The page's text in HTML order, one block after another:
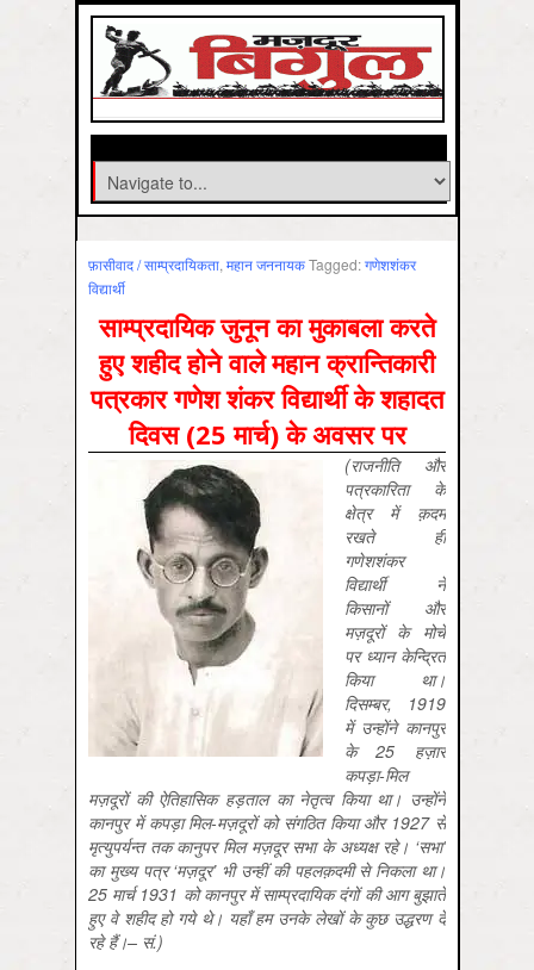
फ़ासीवाद / साम्‍प्रदायिकता, महान जननायकTagged:गणेशशंकर
विद्यार्थी
साम्प्रदायिक जुनून का मुकाबला करते
हुए शहीद होने वाले महान क्रान्तिकारी
पत्रकार गणेश शंकर विद्यार्थी के शहादत
दिवस (25 मार्च) के अवसर पर
(राजनीति और
पत्रकारिता के
क्षेत्र में क़दम
रखते ही
गणेशशंकर
विद्यार्थी ने
किसानों और
मज़दूरों के मोर्चे
पर ध्यान केन्द्रित
किया था।
दिसम्बर, 1919
में उन्होंने कानपुर
के 25 हज़ार
कपड़ा-मिल
मज़दूरों की ऐतिहासिक हड़ताल का नेतृत्व किया था। उन्होंने
कानपुर में कपड़ा मिल-मज़दूरों को संगठित किया और 1927 से
मृत्युपर्यन्त तक कानुपर मिल मज़दूर सभा के अध्यक्ष रहे। ‘सभा’
का मुख्य पत्र ‘मज़दूर’ भी उन्हीं की पहलक़दमी से निकला था।
25 मार्च 1931 को कानपुर में साम्प्रदायिक दंगों की आग बुझाते
हुए वे शहीद हो गये थे। यहाँ हम उनके लेखों के कुछ उद्धरण दे
रहे हैं।– सं.)